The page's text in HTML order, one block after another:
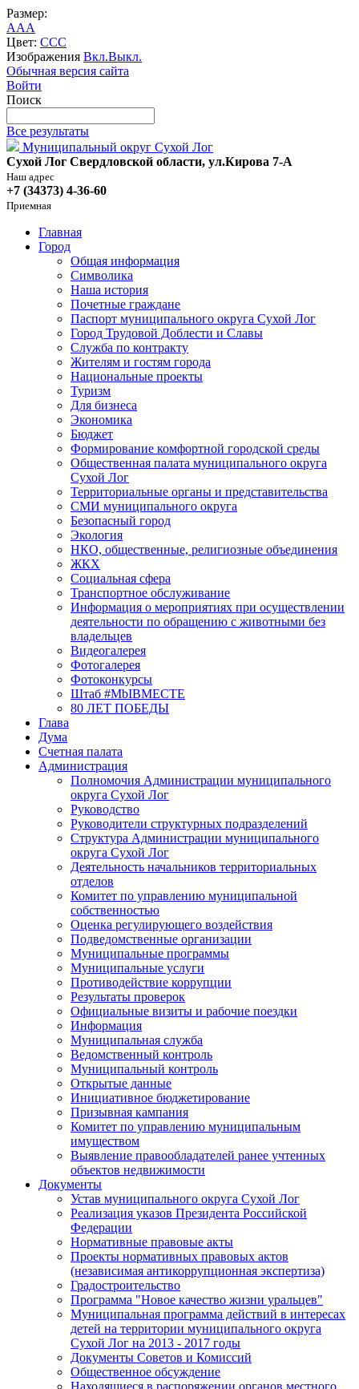
Размер:
AAA
Цвет: CCC
Изображения Вкл.Выкл.
Обычная версия сайта
Войти
Поиск
Все результаты
Муниципальный округ Сухой Лог
Сухой Лог Свердловской области, ул.Кирова 7-А
Наш адрес
+7 (34373) 4-36-60
Приемная
Главная
Город
Общая информация
Символика
Наша история
Почетные граждане
Паспорт муниципального округа Сухой Лог
Город Трудовой Доблести и Славы
Служба по контракту
Жителям и гостям города
Национальные проекты
Туризм
Для бизнеса
Экономика
Бюджет
Формирование комфортной городской среды
Общественная палата муниципального округа
Сухой Лог
Территориальные органы и представительства
СМИ муниципального округа
Безопасный город
Экология
НКО, общественные, религиозные объединения
ЖКХ
Социальная сфера
Транспортное обслуживание
Информация о мероприятиях при осуществлении
деятельности по обращению с животными без
владельцев
Видеогалерея
Фотогалерея
Фотоконкурсы
Штаб #MbIBMECTE
80 ЛЕТ ПОБЕДЫ
Глава
Дума
Счетная палата
Администрация
Полномочия Администрации муниципального
округа Сухой Лог
Руководство
Руководители структурных подразделений
Структура Администрации муниципального
округа Сухой Лог
Деятельность начальников территориальных
отделов
Комитет по управлению муниципальной
собственностью
Оценка регулирующего воздействия
Подведомственные организации
Муниципальные программы
Муниципальные услуги
Противодействие коррупции
Результаты проверок
Официальные визиты и рабочие поездки
Информация
Муниципальная служба
Ведомственный контроль
Муниципальный контроль
Открытые данные
Инициативное бюджетирование
Призывная кампания
Комитет по управлению муниципальным
имуществом
Выявление правообладателей ранее учтенных
объектов недвижимости
Документы
Устав муниципального округа Сухой Лог
Реализация указов Президента Российской
Федерации
Нормативные правовые акты
Проекты нормативных правовых актов
(независимая антикоррупционная экспертиза)
Градостроительство
Программа "Новое качество жизни уральцев"
Муниципальная программа действий в интересах
детей на территории муниципального округа
Сухой Лог на 2013 - 2017 годы
Документы Советов и Комиссий
Общественное обсуждение
Находящиеся в распоряжении органов местного